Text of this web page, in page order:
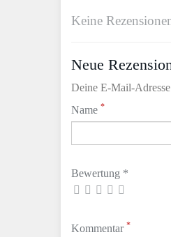
Keine
Neue
Deine E-Mail-
Name *
Bewertung *
Kommentar *